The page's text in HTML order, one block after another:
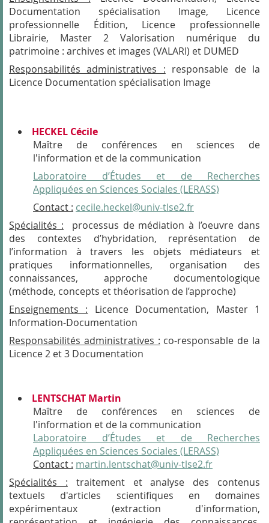
Documentation spécialisation Image, Licence
professionnelle Édition, Licence professionnelle
Librairie, Master 2 Valorisation numérique du
patrimoine : archives et images (VALARI) et DUMED
Responsabilités administratives : responsable de la
Licence Documentation spécialisation Image
HECKEL Cécile
Maître de conférences en sciences de
l'information et de la communication
Laboratoire d’Études et de Recherches
Appliquées en Sciences Sociales (LERASS)
Contact : cecile.heckel@univ-tlse2.fr
Spécialités : processus de médiation à l’oeuvre dans
des contextes d’hybridation, représentation de
l’information à travers les objets médiateurs et
pratiques informationnelles, organisation des
connaissances, approche documentologique
(méthode, concepts et théorisation de l’approche)
Enseignements : Licence Documentation, Master 1
Information-Documentation
Responsabilités administratives : co-responsable de la
Licence 2 et 3 Documentation
LENTSCHAT Martin
Maître de conférences en sciences de
l'information et de la communication
Laboratoire d’Études et de Recherches
Appliquées en Sciences Sociales (LERASS)
Contact : martin.lentschat@univ-tlse2.fr
Spécialités : traitement et analyse des contenus
textuels d'articles scientifiques en domaines
expérimentaux (extraction d'information,